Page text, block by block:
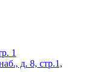
1
д. 8, стр.1,